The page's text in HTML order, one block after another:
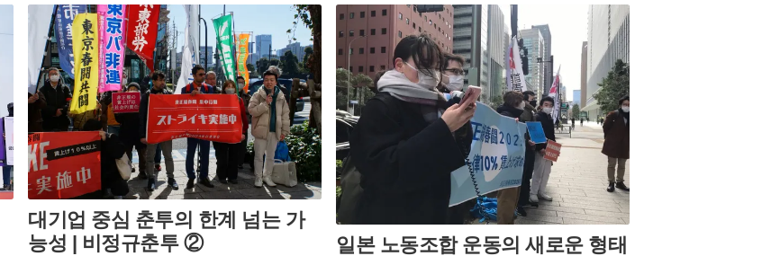
대기업 중심 춘투의 한계 넘는 가
능성 | 비정규춘투 ②
일본 노동조합 운동의 새로운 형태